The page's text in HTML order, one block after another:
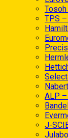
TPS
ALP
J-